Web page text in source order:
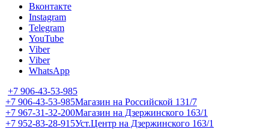
Вконтакте
Instagram
Telegram
YouTube
Viber
Viber
WhatsApp
+7 906-43-53-985
+7 906-43-53-985Магазин на Российской 131/7
+7 967-31-32-200Магазин на Дзержинского 163/1
+7 952-83-28-915Уст.Центр на Дзержинского 163/1